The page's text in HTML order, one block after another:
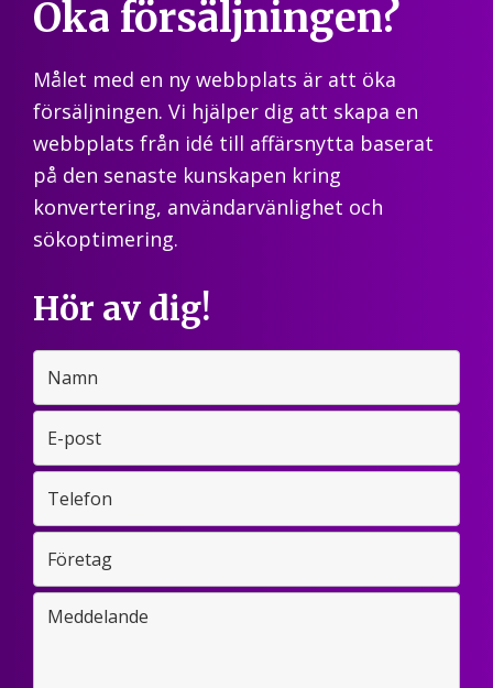
Öka försäljningen?
Målet med en ny webbplats är att öka
försäljningen. Vi hjälper dig att skapa en
webbplats från idé till affärsnytta baserat
på den senaste kunskapen kring
konvertering, användarvänlighet och
sökoptimering.
Hör av dig!